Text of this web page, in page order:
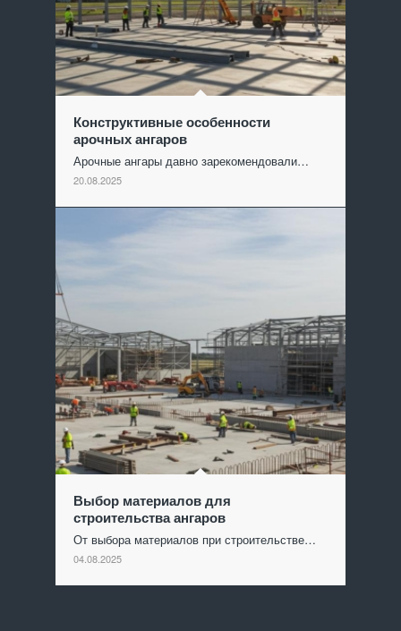
Конструктивные особенности
арочных ангаров
Арочные ангары давно зарекомендовали…
20.08.2025
Выбор материалов для
строительства ангаров
От выбора материалов при строительстве…
04.08.2025